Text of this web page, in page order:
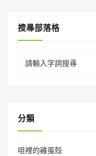
搜㝷部落格
for:
分類
咀裡的雞蛋殼